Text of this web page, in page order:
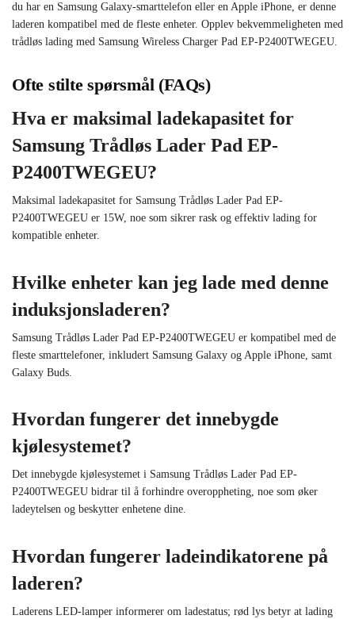
du har en Samsung Galaxy-smarttelefon eller en Apple iPhone, er denne
laderen kompatibel med de fleste enheter. Opplev bekvemmeligheten med
trådløs lading med Samsung Wireless Charger Pad EP-P2400TWEGEU.
Ofte stilte spørsmål (FAQs)
Hva er maksimal ladekapasitet for
Samsung Trådløs Lader Pad EP-
P2400TWEGEU?
Maksimal ladekapasitet for Samsung Trådløs Lader Pad EP-
P2400TWEGEU er 15W, noe som sikrer rask og effektiv lading for
kompatible enheter.
Hvilke enheter kan jeg lade med denne
induksjonsladeren?
Samsung Trådløs Lader Pad EP-P2400TWEGEU er kompatibel med de
fleste smarttelefoner, inkludert Samsung Galaxy og Apple iPhone, samt
Galaxy Buds.
Hvordan fungerer det innebygde
kjølesystemet?
Det innebygde kjølesystemet i Samsung Trådløs Lader Pad EP-
P2400TWEGEU bidrar til å forhindre overoppheting, noe som øker
ladeytelsen og beskytter enhetene dine.
Hvordan fungerer ladeindikatorene på
laderen?
Laderens LED-lamper informerer om ladestatus; rød lys betyr at lading